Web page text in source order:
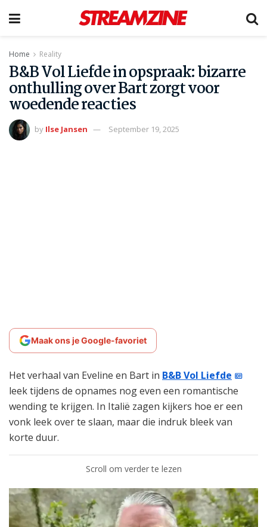
Home Reality
B&B Vol Liefde in opspraak: bizarre
onthulling over Bart zorgt voor
woedende reacties
by Ilse Jansen September 19, 2025
Maak ons je Google-favoriet
Het verhaal van Eveline en Bart in B&B Vol Liefde
leek tijdens de opnames nog even een romantische
wending te krijgen. In Italië zagen kijkers hoe er een
vonk leek over te slaan, maar die indruk bleek van
korte duur.
Scroll om verder te lezen